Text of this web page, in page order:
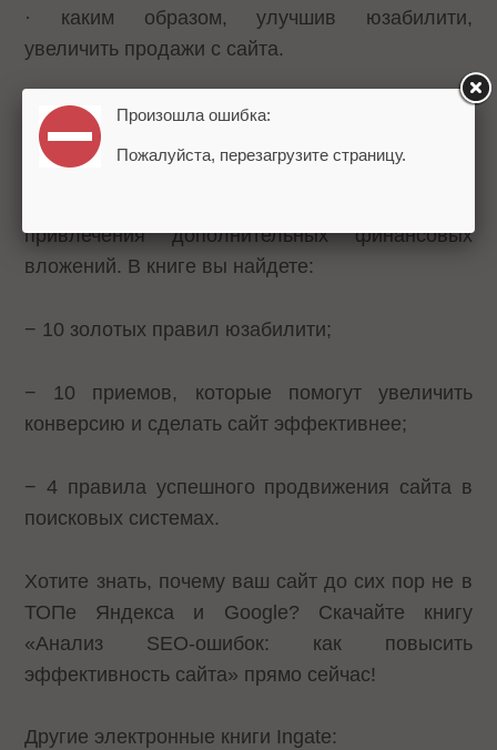
· каким образом, улучшив юзабилити,
увеличить продажи с сайта.
Учитывая опыт коллег и следуя советам
экспертов, вы сможете самостоятельно
выявить и устранить проблемы на своем сайте,
привлечения дополнительных финансовых
вложений. В книге вы найдете:
− 10 золотых правил юзабилити;
− 10 приемов, которые помогут увеличить
конверсию и сделать сайт эффективнее;
− 4 правила успешного продвижения сайта в
поисковых системах.
Хотите знать, почему ваш сайт до сих пор не в
ТОПе Яндекса и Google? Скачайте книгу
«Анализ SEO-ошибок: как повысить
эффективность сайта» прямо сейчас!
Другие электронные книги Ingate:
Произошла ошибка:
Пожалуйста, перезагрузите страницу.